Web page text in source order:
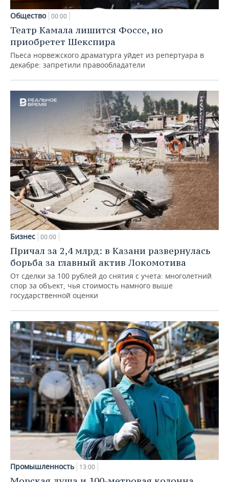
Общество 00:00
Театр Камала лишится Фоссе, но
приобретет Шекспира
Пьеса норвежского драматурга уйдет из репертуара в
декабре: запретили правообладатели
Бизнес 00:00
Причал за 2,4 млрд: в Казани развернулась
борьба за главный актив Локомотива
От сделки за 100 рублей до снятия с учета: многолетний
спор за объект, чья стоимость намного выше
государственной оценки
Промышленность 13:00